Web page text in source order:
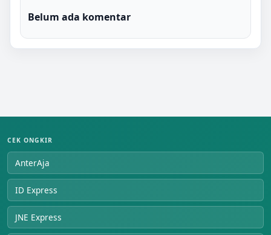
Belum ada komentar
CEK ONGKIR
AnterAja
ID Express
JNE Express